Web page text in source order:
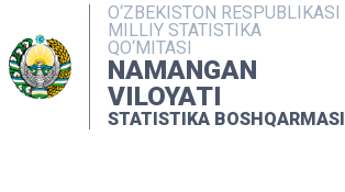
O‘ZBEKISTON RESPUBLIKASI
MILLIY STATISTIKA
QO‘MITASI
NAMANGAN
VILOYATI
STATISTIKA BOSHQARMASI
NASHRLAR
INTERAKTIV XIZMATLAR
MATBUOT XIZMATI
MUROJAATLAR